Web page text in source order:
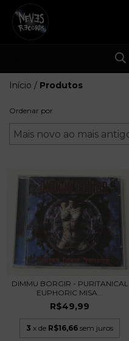
Início / Produtos
Ordenar por
DIMMU BORGIR - PURITANICAL
EUPHORIC MISA...
R$49,99
3 x de R$16,66 sem juros